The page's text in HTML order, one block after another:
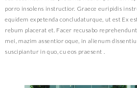
porro insolens instructior. Graece euripidis
equidem expetenda concludaturque, ut est Ex
rebum placerat et. Facer recusabo
mei, mazim assentior oque, in alienum
suscipiantur in quo, cu eos praesent .